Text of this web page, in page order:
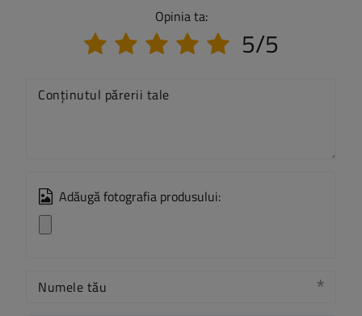
Opinia ta:
5/5
Conținutul părerii tale
Adăugă fotografia produsului:
Numele tău